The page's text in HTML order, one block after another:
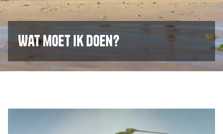
Wat moet ik doen?